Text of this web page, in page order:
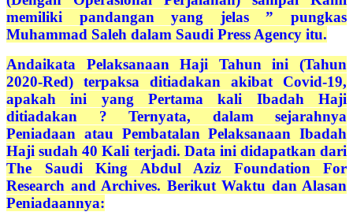
memiliki pandangan yang jelas ” pungkas
Muhammad Saleh dalam Saudi Press Agency itu.
Andaikata Pelaksanaan Haji Tahun ini (Tahun
2020-Red) terpaksa ditiadakan akibat Covid-19,
apakah ini yang Pertama kali Ibadah Haji
ditiadakan ? Ternyata, dalam sejarahnya
Peniadaan atau Pembatalan Pelaksanaan Ibadah
Haji sudah 40 Kali terjadi. Data ini didapatkan dari
The Saudi King Abdul Aziz Foundation For
Research and Archives. Berikut Waktu dan Alasan
Peniadaannya: